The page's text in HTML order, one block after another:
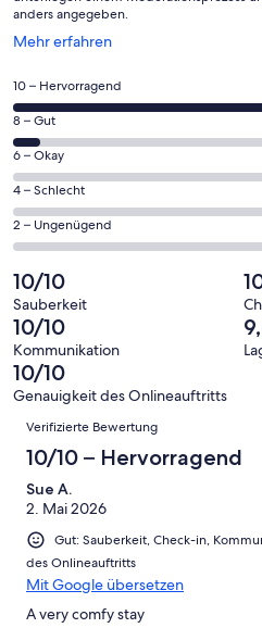
anders angegeben.
Mehr erfahren
Wird
einem
neuen
Fenster
geöffnet
15
von
insgesamt
16
Gästebewertungen
haben
eine
Bewertung
von
10
-
Hervorragend
10 – Hervorragend
1
von
insgesamt
16
Gästebewertungen
haben
Bewertung
von
8
-
Gut
8 – Gut
0
von
insgesamt
16
Gästebewertungen
haben
eine
Bewertung
von
6
-
Okay
6 – Okay
0
von
insgesamt
Gästebewertungen
haben
eine
Bewertung
von
4
4 – Schlecht
0
von
insgesamt
16
Gästebewertungen
haben
eine
Bewertung
2 – Ungenügend
10/10
Sauberkeit
10/10
Kommunikation
10/10
Genauigkeit des Onlineauftritts
Bewertungen
Verifizierte Bewertung
10/10 – Hervorragend
Sue A.
2. Mai 2026
Gut: Sauberkeit, Check-in,
des Onlineauftritts
Mit Google übersetzen
A very comfy stay